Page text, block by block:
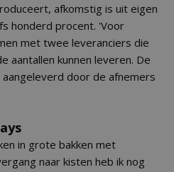
afkomstig is uit eigen
honderd procent. 'Voor
met twee leveranciers die
aantallen kunnen leveren. De
door de afnemers
in grote bakken met
naar kisten heb ik nog